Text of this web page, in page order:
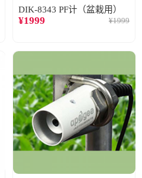
DIK-8343 PF计（盆栽用）
¥1999 ¥1999